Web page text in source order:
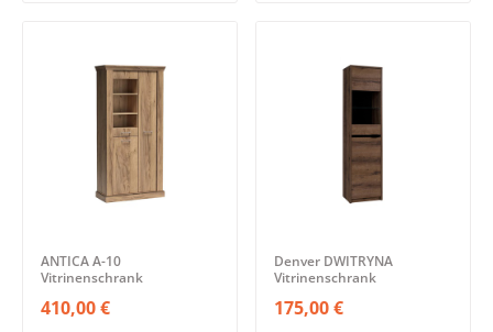
ANTICA A-10
Vitrinenschrank
410,00 €
Denver DWITRYNA
Vitrinenschrank
175,00 €